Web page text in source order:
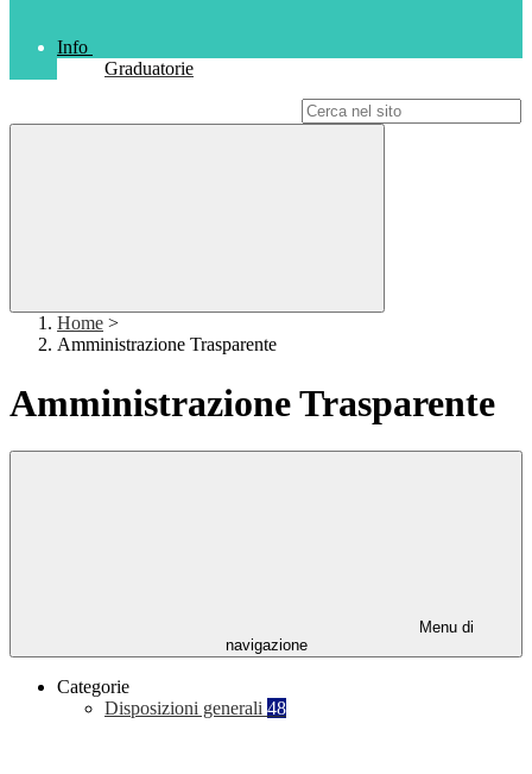
Info
Graduatorie
Home >
Amministrazione Trasparente
Amministrazione Trasparente
Menu di
navigazione
Categorie
Disposizioni generali 48